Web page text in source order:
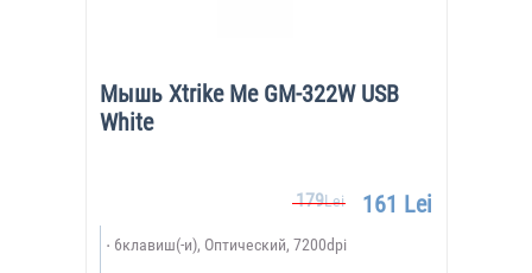
Мышь Xtrike Me GM-322W USB
White
179Lei 161 Lei
6клавиш(-и), Оптический, 7200dpi